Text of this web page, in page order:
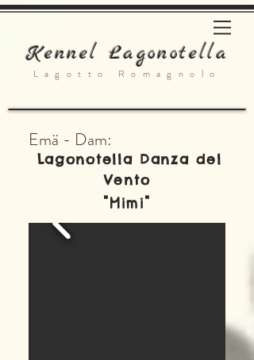
Kennel Lagonotella
Lagotto Romagnolo
Emä - Dam:
Lagonotella Danza del
Vento
"Mimi"